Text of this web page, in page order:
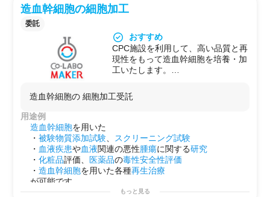
を用いた再生・細胞医療を実施する
【可能な試験例など】
・ノックダウン細胞や遺伝子編集細
胞の樹立
・癌や老化細胞株を使った細胞増殖
・炎症誘発性・抗炎症性試験
・粘液分泌試験
・バイオマーカー探索
・フローサイトメーターによる解
析・ソーティング
※ 「再生医療等安全性確保法」にて
サポートさせて頂きます。
・医薬品の毒性安全性評価
が可能です。
造血幹細胞の細胞加工
委託
おすすめ
CPC施設を利用して、高い品質と再
現性をもって造血幹細胞を培養・加
工いたします。
【提供試験のポイント】
無血清培地使用、多様な細胞種類の
す。
独自のネットワークにより基礎研究
だけでなく大学やクリニックと連携
した臨床試験を実現します。
造血幹細胞を用いた各種実験の受託
造血幹細胞の 細胞加工受託
用途例
造血幹細胞を用いた
・被験物質添加試験、 スクリーニング試験
・ 血液疾患や血液関連の悪性腫瘍に関する研究
・化粧品評価、 医薬品の毒性安全性評価
・造血幹細胞を用いた各種再生治療
が可能です。
もっと見る